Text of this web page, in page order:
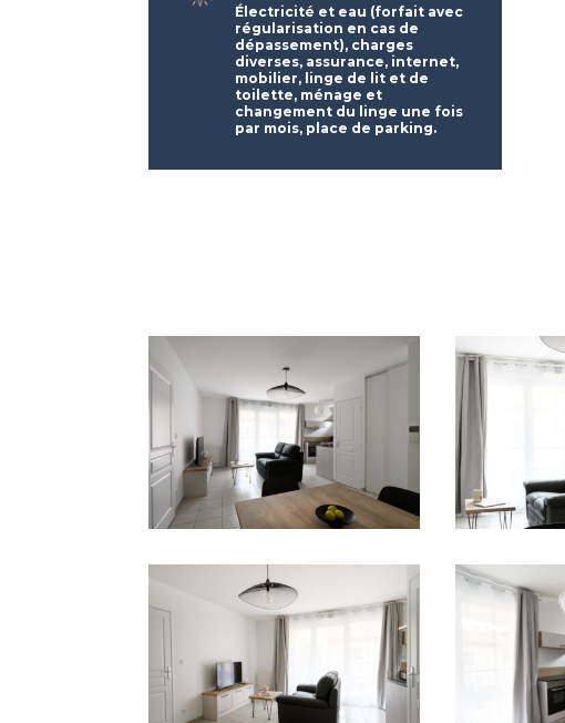
Électricité et eau (forfait avec
régularisation en cas de
dépassement), charges
diverses, assurance, internet,
mobilier, linge de lit et de
toilette, ménage et
changement du linge une fois
par mois, place de parking.